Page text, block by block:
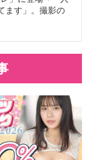
ます」。撮影の